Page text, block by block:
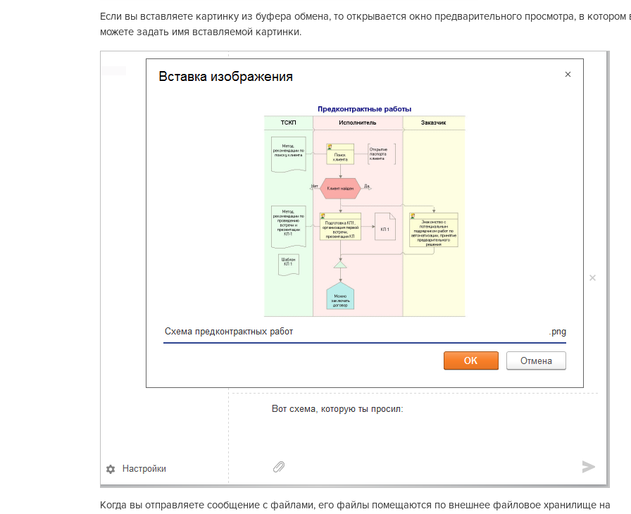
Если вы вставляете картинку из буфера обмена, то открывается окно предварительного просмотра, в котором
можете задать имя вставляемой картинки.
Когда вы отправляете сообщение с файлами, его файлы помещаются по внешнее файловое хранилище на